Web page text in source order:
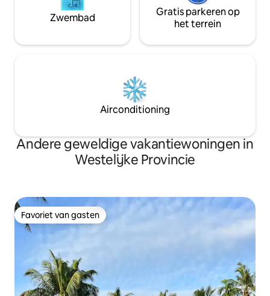
Zwembad
Gratis parkeren op
het terrein
Airconditioning
Andere geweldige vakantiewoningen in
Westelijke Provincie
Favoriet van gasten
Favoriet van gasten